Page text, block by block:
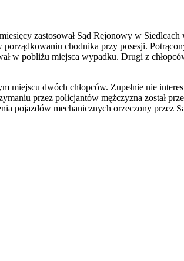
zastosował Sąd Rejonowy w
chodnika przy posesji.
w pobliżu miejsca wypadku. Drugi z
dwóch chłopców. Zupełnie nie
przez policjantów mężczyzna został
pojazdów mechanicznych orzeczony przez